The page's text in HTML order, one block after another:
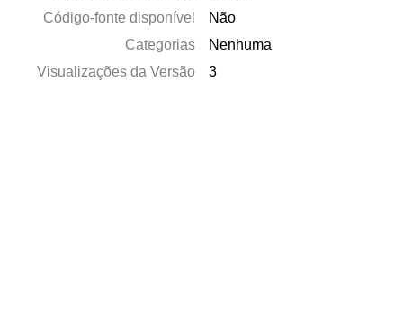
Código-fonte disponível
Não
Categorias
Nenhuma
Visualizações da Versão
3